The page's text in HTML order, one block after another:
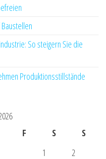
So steigern Sie die
Produktionsstillstände
F S
S
1
2